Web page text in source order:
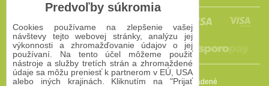
2009-2026 © Bomba s.r.o.Všetky práva vyhradené
Predvoľby súkromia
Cookies používame na zlepšenie vašej
návštevy tejto webovej stránky, analýzu jej
výkonnosti a zhromažďovanie údajov o jej
používaní. Na tento účel môžeme použiť
nástroje a služby tretích strán a zhromaždené
údaje sa môžu preniesť k partnerom v EÚ, USA
alebo iných krajinách. Kliknutím na "Prijať